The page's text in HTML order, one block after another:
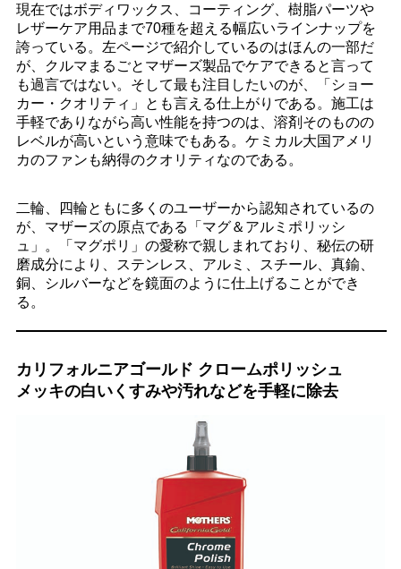
現在ではボディワックス、コーティング、樹脂パーツや
レザーケア用品まで70種を超える幅広いラインナップを
誇っている。左ページで紹介しているのはほんの一部だ
が、クルマまるごとマザーズ製品でケアできると言って
も過言ではない。そして最も注目したいのが、「ショー
カー・クオリティ」とも言える仕上がりである。施工は
手軽でありながら高い性能を持つのは、溶剤そのものの
レベルが高いという意味でもある。ケミカル大国アメリ
カのファンも納得のクオリティなのである。
二輪、四輪ともに多くのユーザーから認知されているの
が、マザーズの原点である「マグ＆アルミポリッシ
ュ」。「マグポリ」の愛称で親しまれており、秘伝の研
磨成分により、ステンレス、アルミ、スチール、真鍮、
銅、シルバーなどを鏡面のように仕上げることができ
る。
カリフォルニアゴールド クロームポリッシュ
メッキの白いくすみや汚れなどを手軽に除去